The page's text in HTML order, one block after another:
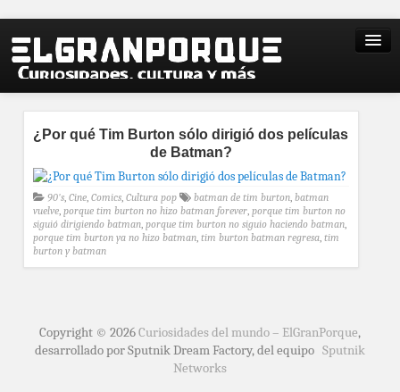
¿Por qué Tim Burton sólo dirigió dos películas
de Batman?
90's, Cine, Comics, Cultura pop batman de tim burton, batman
vuelve, porque tim burton no hizo batman forever, porque tim burton no
siguió dirigiendo batman, porque tim burton no siguio haciendo batman,
porque tim burton ya no hizo batman, tim burton batman regresa, tim
burton y batman
Copyright © 2026Curiosidades del mundo – ElGranPorque,
desarrollado por Sputnik Dream Factory, del equipo Sputnik
Networks